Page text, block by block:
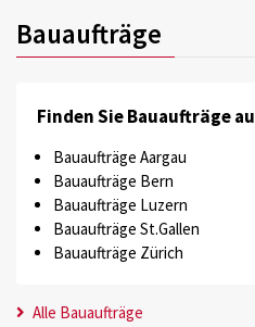
Bauaufträge
Finden Sie Bauaufträge
Bauaufträge Aargau
Bauaufträge Bern
Bauaufträge Luzern
Bauaufträge St.Gallen
Bauaufträge Zürich
Alle Bauaufträge